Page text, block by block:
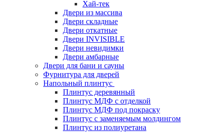
Хай-тек
Двери из массива
Двери складные
Двери откатные
Двери INVISIBLE
Двери невидимки
Двери амбарные
Двери для бани и сауны
Фурнитура для дверей
Напольный плинтус
Плинтус деревянный
Плинтус МДФ с отделкой
Плинтус МДФ под покраску
Плинтус с заменяемым молдингом
Плинтус из полиуретана